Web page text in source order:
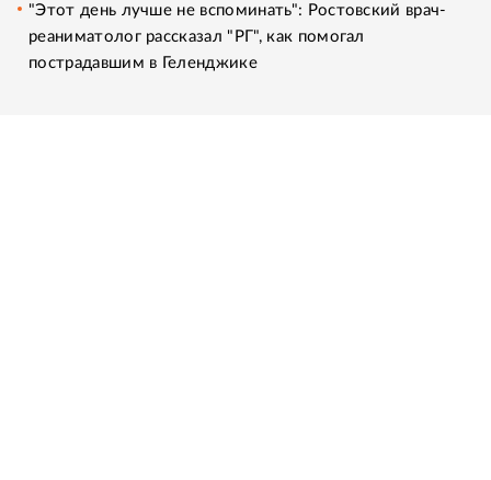
"Этот день лучше не вспоминать": Ростовский врач-
реаниматолог рассказал "РГ", как помогал
пострадавшим в Геленджике